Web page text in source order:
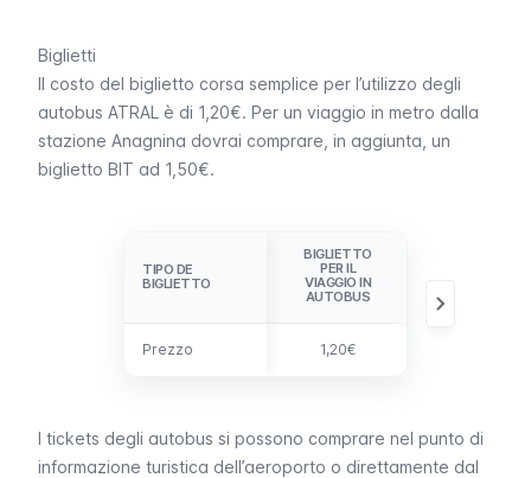
Biglietti
Il costo del biglietto corsa semplice per l’utilizzo degli
autobus ATRAL è di 1,20€. Per un viaggio in metro dalla
stazione Anagnina dovrai comprare, in aggiunta, un
biglietto BIT ad 1,50€.
TIPO DE
BIGLIETTO
Prezzo
TIPO DE
BIGLIETTO
BIGLIETTO
PER IL
VIAGGIO IN
AUTOBUS
Prezzo 1,20€
I tickets degli autobus si possono comprare nel punto di
informazione turistica dell’aeroporto o direttamente dal